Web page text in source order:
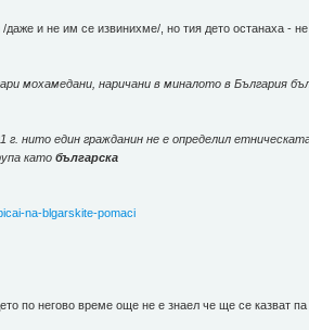
даже и не им се извинихме/, но тия дето останаха -
мохамедани, наричани в миналото в България
нито един гражданин не е определил
катобългарска
na-blgarskite-pomaci
по негово време още не е знаел че ще се казват